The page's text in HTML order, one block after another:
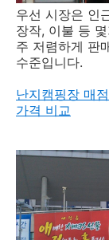
우선 시장은 인
장작, 이불 등
주 저렴하게 판
수준입니다.
난지캠핑장 매
가격 비교